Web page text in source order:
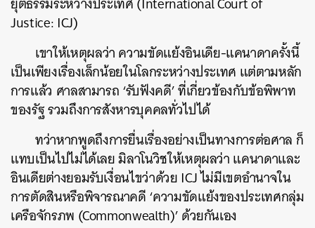
Justice: ICJ)
เขาให้เหตุผลว่า ความขัดแย้งอินเดีย-แคนาดาครั้งนี้
เป็นเพียงเรื่องเล็กน้อยในโลกระหว่างประเทศ แต่ตามหลัก
การแล้ว ศาลสามารถ ‘รับฟังคดี’ ที่เกี่ยวข้องกับข้อพิพาท
ของรัฐ รวมถึงการสังหารบุคคลทั่วไปได้
ทว่าหากพูดถึงการยื่นเรื่องอย่างเป็นทางการต่อศาล ก็
แทบเป็นไปไม่ได้เลย มิลาโนวิชให้เหตุผลว่า แคนาดาและ
อินเดียต่างยอมรับเงื่อนไขว่าด้วย ICJ ไม่มีเขตอำนาจใน
การตัดสินหรือพิจารณาคดี ‘ความขัดแย้งของประเทศกลุ่ม
เครือจักรภพ (Commonwealth)’ ด้วยกันเอง